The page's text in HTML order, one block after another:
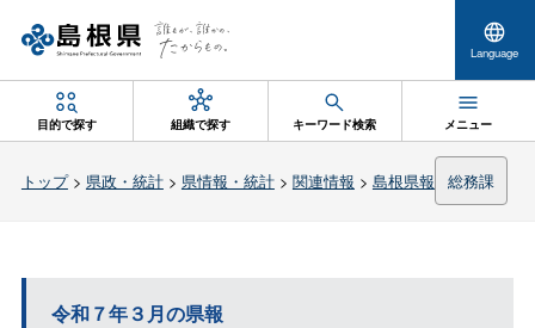
Language
目的で探す 組織で探す キーワード検索 メニュー
トップ> 県政・統計> 県情報・統計> 関連情報 > 島根県報 総務課
令和７年３月の県報